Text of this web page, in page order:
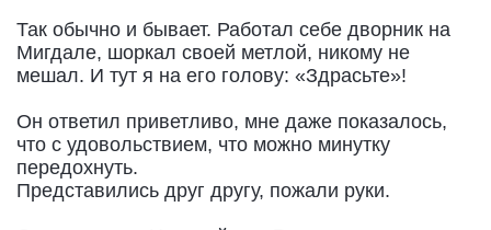
Так обычно и бывает. Работал себе дворник на
Мигдале, шоркал своей метлой, никому не
мешал. И тут я на его голову: «Здрасьте»!
Он ответил приветливо, мне даже показалось,
что с удовольствием, что можно минутку
передохнуть.
Представились друг другу, пожали руки.